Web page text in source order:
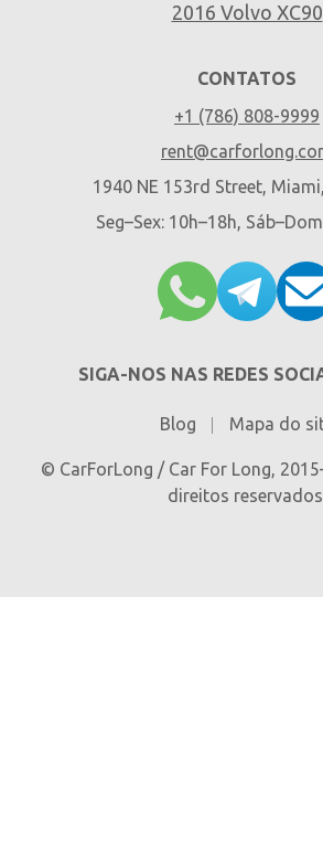
2016 Volvo XC90
CONTATOS
+1 (786) 808-9999
1940 NE 153rd Street,
Seg–Sex: 10h–18h,
SIGA-NOS NAS REDES
Blog Mapa do
© CarForLong / Car For Long,
direitos